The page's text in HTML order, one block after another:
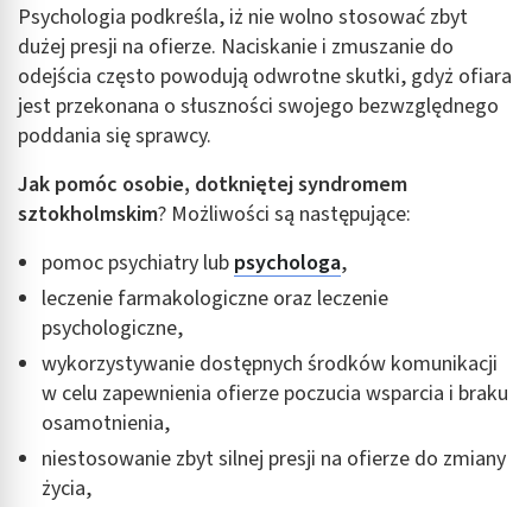
Psychologia podkreśla, iż nie wolno stosować zbyt
dużej presji na ofierze. Naciskanie i zmuszanie do
odejścia często powodują odwrotne skutki, gdyż ofiara
jest przekonana o słuszności swojego bezwzględnego
poddania się sprawcy.
Jak pomóc osobie, dotkniętej syndromem
sztokholmskim? Możliwości są następujące:
pomoc psychiatry lub psychologa,
leczenie farmakologiczne oraz leczenie
psychologiczne,
wykorzystywanie dostępnych środków komunikacji
w celu zapewnienia ofierze poczucia wsparcia i braku
osamotnienia,
niestosowanie zbyt silnej presji na ofierze do zmiany
życia,